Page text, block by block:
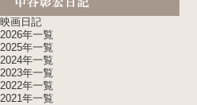
映画日記
2026年一覧
2025年一覧
2024年一覧
2023年一覧
2022年一覧
2021年一覧